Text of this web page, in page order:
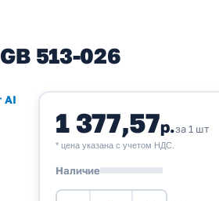
513-026
AI
1 377,57р.за 1 шт
* цена указана с учетом НДС.
Наличие